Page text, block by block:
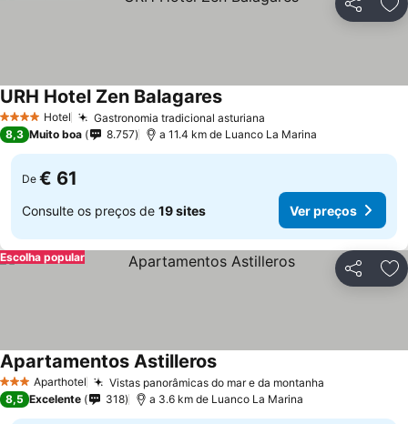
Partilhar
4 EstrelasHotel Gastronomia tradicional asturiana
URH Hotel Zen BalagaresVer preços
8,3 Muito boa 8.757 a 11.4 km de Luanco La Marina
De € 61
Consulte os preços de 19 sites Ver preços
Partilhar
Escolha popular
3 EstrelasAparthotel Vistas panorâmicas do mar e da montanha
Apartamentos AstillerosVer preços
8,5 Excelente 318 a 3.6 km de Luanco La Marina